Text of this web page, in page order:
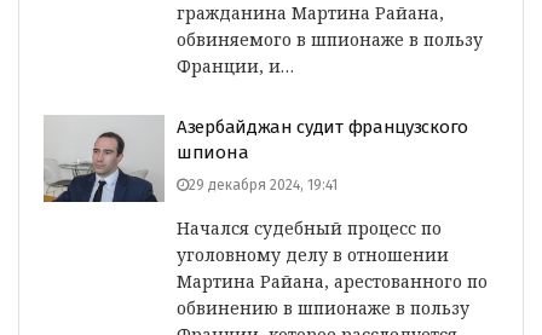
гражданина Мартина Райана,
обвиняемого в шпионаже в пользу
Франции, и…
Азербайджан судит французского
шпиона
29 декабря 2024, 19:41
Начался судебный процесс по
уголовному делу в отношении
Мартина Райана, арестованного по
обвинению в шпионаже в пользу